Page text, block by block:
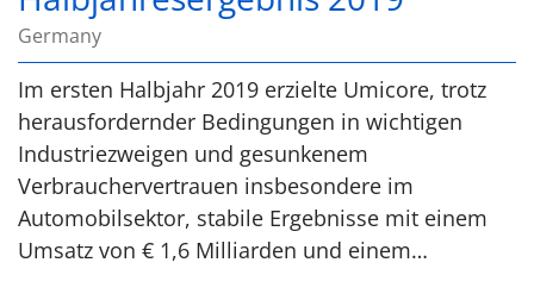
Germany
Im ersten Halbjahr 2019 erzielte Umicore, trotz
herausfordernder Bedingungen in wichtigen
Industriezweigen und gesunkenem
Verbrauchervertrauen insbesondere im
Automobilsektor, stabile Ergebnisse mit einem
Umsatz von € 1,6 Milliarden und einem…